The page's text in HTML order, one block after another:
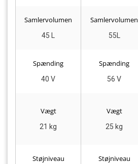
Samlervolumen
45 L
Samlervolumen
55L
Spænding
40 V
Spænding
56 V
Vægt
21 kg
Vægt
25 kg
Støjniveau Støjniveau